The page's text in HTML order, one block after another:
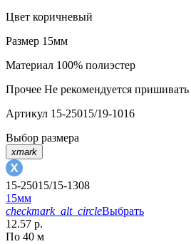
Цвет коричневый
Размер 15мм
Материал 100% полиэстер
Прочее Не рекомендуется
Артикул 15-25015/19-1016
Выбор размера
xmark
15-25015/15-1308
15мм
checkmark_alt_circleВыбрать
12.57 р.
По 40 м